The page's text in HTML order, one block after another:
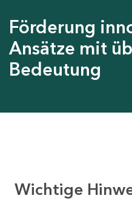
Förderung
Ansätze mit
Bedeutung
Wichtige